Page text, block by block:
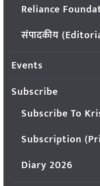
Reliance
संपादकीय
Events
Subscribe
Subscribe To
Subscription
Diary 2026